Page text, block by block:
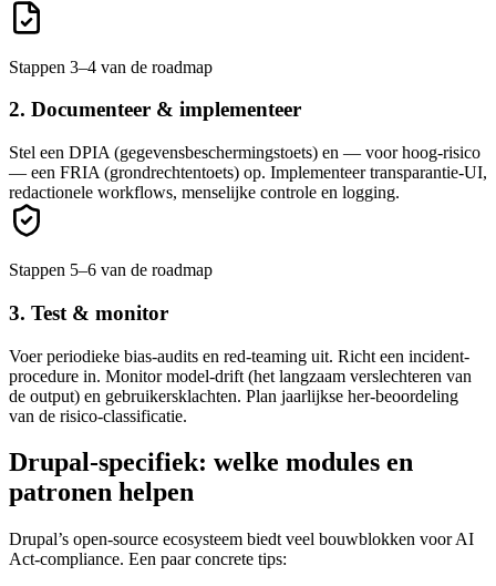
Stappen 3–4 van de roadmap
2. Documenteer & implementeer
Stel een DPIA (gegevensbeschermingstoets) en — voor hoog-risico
— een FRIA (grondrechtentoets) op. Implementeer transparantie-UI,
redactionele workflows, menselijke controle en logging.
Stappen 5–6 van de roadmap
3. Test & monitor
Voer periodieke bias-audits en red-teaming uit. Richt een incident-
procedure in. Monitor model-drift (het langzaam verslechteren van
de output) en gebruikersklachten. Plan jaarlijkse her-beoordeling
van de risico-classificatie.
Drupal-specifiek: welke modules en
patronen helpen
Drupal’s open-source ecosysteem biedt veel bouwblokken voor AI
Act-compliance. Een paar concrete tips: